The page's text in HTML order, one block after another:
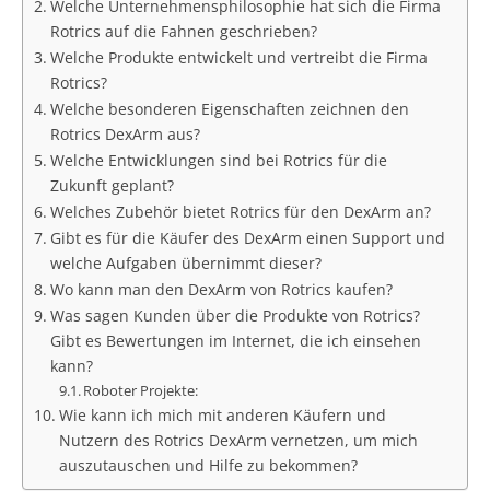
Welche Unternehmensphilosophie hat sich die Firma
Rotrics auf die Fahnen geschrieben?
Welche Produkte entwickelt und vertreibt die Firma
Rotrics?
Welche besonderen Eigenschaften zeichnen den
Rotrics DexArm aus?
Welche Entwicklungen sind bei Rotrics für die
Zukunft geplant?
Welches Zubehör bietet Rotrics für den DexArm an?
Gibt es für die Käufer des DexArm einen Support und
welche Aufgaben übernimmt dieser?
Wo kann man den DexArm von Rotrics kaufen?
Was sagen Kunden über die Produkte von Rotrics?
Gibt es Bewertungen im Internet, die ich einsehen
kann?
Roboter Projekte:
Wie kann ich mich mit anderen Käufern und
Nutzern des Rotrics DexArm vernetzen, um mich
auszutauschen und Hilfe zu bekommen?